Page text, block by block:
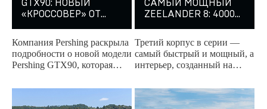
GTX90: НОВЫЙ
«КРОССОВЕР» ОТ
Компания Pershing раскрыла
подробности о новой модели
Pershing GTX90, которая
Utility Yachts.
САМЫЙ МОЩНЫЙ
ZEELANDER 8: 4000
Третий корпус в серии —
самый быстрый и мощный, а
интерьер, созданный на
владельца, превращает яхту
в идеальное...